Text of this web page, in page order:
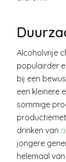
Alcoholvrije
populairder
bij een
een kleinere
sommige
drinken van
jongere
helemaal